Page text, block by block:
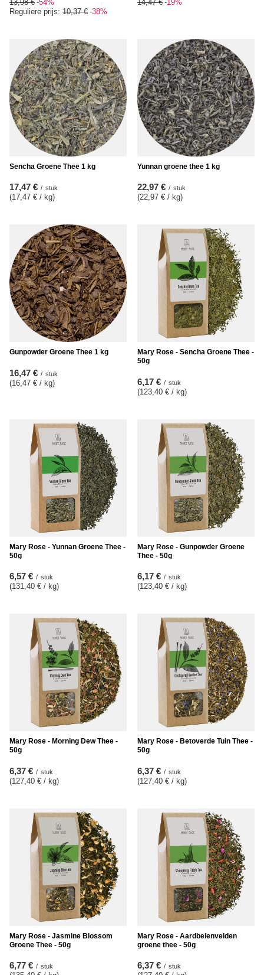
13,98 € -54%
Reguliere prijs: 10,37 € -38%
14,47 € -19%
Sencha Groene Thee 1 kg
17,47 € / stuk
(17,47 € / kg)
Yunnan groene thee 1 kg
22,97 € / stuk
(22,97 € / kg)
Gunpowder Groene Thee 1 kg
16,47 € / stuk
(16,47 € / kg)
Mary Rose - Sencha Groene Thee -
50g
6,17 € / stuk
(123,40 € / kg)
Mary Rose - Yunnan Groene Thee -
50g
6,57 € / stuk
(131,40 € / kg)
Mary Rose - Gunpowder Groene
Thee - 50g
6,17 € / stuk
(123,40 € / kg)
Mary Rose - Morning Dew Thee -
50g
6,37 € / stuk
(127,40 € / kg)
Mary Rose - Betoverde Tuin Thee -
50g
6,37 € / stuk
(127,40 € / kg)
Mary Rose - Jasmine Blossom
Groene Thee - 50g
6,77 € / stuk
Mary Rose - Aardbeienvelden
groene thee - 50g
6,37 € / stuk